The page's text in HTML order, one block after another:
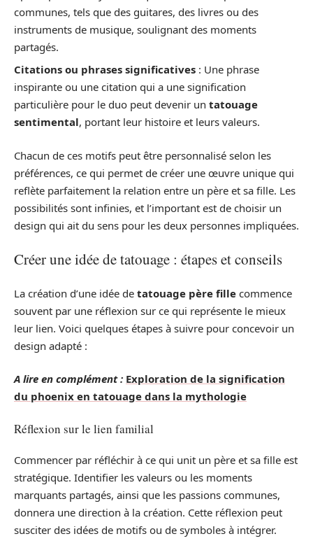
communes, tels que des guitares, des livres ou des
instruments de musique, soulignant des moments
partagés.
Citations ou phrases significatives : Une phrase
inspirante ou une citation qui a une signification
particulière pour le duo peut devenir un tatouage
sentimental, portant leur histoire et leurs valeurs.
Chacun de ces motifs peut être personnalisé selon les
préférences, ce qui permet de créer une œuvre unique qui
reflète parfaitement la relation entre un père et sa fille. Les
possibilités sont infinies, et l’important est de choisir un
design qui ait du sens pour les deux personnes impliquées.
Créer une idée de tatouage : étapes et conseils
La création d’une idée de tatouage père fille commence
souvent par une réflexion sur ce qui représente le mieux
leur lien. Voici quelques étapes à suivre pour concevoir un
design adapté :
A lire en complément : Exploration de la signification
du phoenix en tatouage dans la mythologie
Réflexion sur le lien familial
Commencer par réfléchir à ce qui unit un père et sa fille est
stratégique. Identifier les valeurs ou les moments
marquants partagés, ainsi que les passions communes,
donnera une direction à la création. Cette réflexion peut
susciter des idées de motifs ou de symboles à intégrer.